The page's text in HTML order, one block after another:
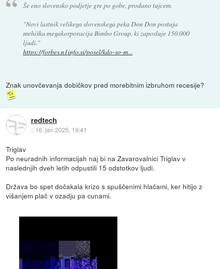
Še eno slovensko podjetje gre po gobe, prodano tujcem.
"Novi lastnik velikega slovenskega peka Don Don postaja
mehiška megakorporacija Bimbo Group, ki zaposluje 150.000
ljudi."
https://forbes.n1info.si/posel/kdo-so-m...
Znak unovčevanja dobičkov pred morebitnim izbruhom recesije?
redtech
:: 16. jan 2025, 19:41
Triglav
Po neuradnih informacijah naj bi na Zavarovalnici Triglav v
naslednjih dveh letih odpustili 15 odstotkov ljudi.
Država bo spet dočakala krizo s spuščenimi hlačami, ker hitijo z
višanjem plač v ozadju pa cunami.